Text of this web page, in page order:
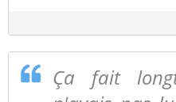
Ça fait